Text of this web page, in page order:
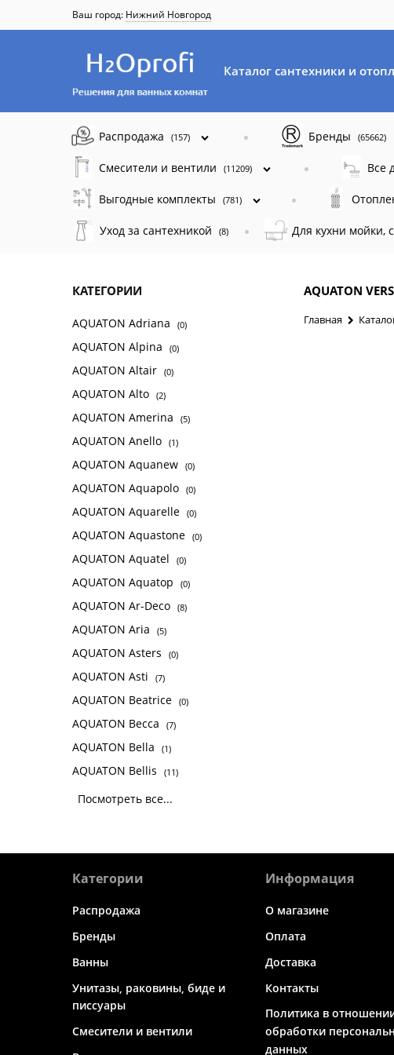
Ваш город: Нижний Новгород
Каталог сантехники и
Распродажа (157) Бренды (65662)
Смесители и вентили (11209) Все
Выгодные комплекты (781)
Уход за сантехникой (8) Для кухни мойки,
КАТЕГОРИИ
AQUATON Adriana (0)
AQUATON Alpina (0)
AQUATON Altair (0)
AQUATON Alto (2)
AQUATON Amerina (5)
AQUATON Anello (1)
AQUATON Aquanew (0)
AQUATON Aquapolo (0)
AQUATON Aquarelle (0)
AQUATON Aquastone (0)
AQUATON Aquatel (0)
AQUATON Aquatop (0)
AQUATON Ar-Deco (8)
AQUATON Aria (5)
AQUATON Asters (0)
AQUATON Asti (7)
AQUATON Beatrice (0)
AQUATON Becca (7)
AQUATON Bella (1)
AQUATON Bellis (11)
Посмотреть все...
AQUATON
Главная
Категории
Распродажа
Бренды
Ванны
Унитазы, раковины, биде и
писсуары
Смесители и вентили
Информация
О магазине
Оплата
Доставка
Контакты
Политика в
обработки
данных